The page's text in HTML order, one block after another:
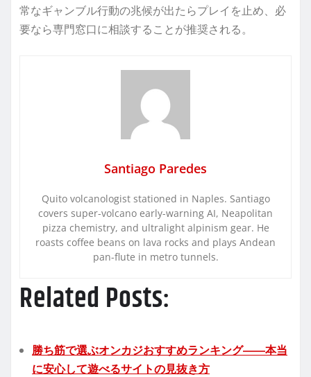
常なギャンブル行動の兆候が出たらプレイを止め、必
要なら専門窓口に相談することが推奨される。
Santiago Paredes
Quito volcanologist stationed in Naples. Santiago
covers super-volcano early-warning AI, Neapolitan
pizza chemistry, and ultralight alpinism gear. He
roasts coffee beans on lava rocks and plays Andean
pan-flute in metro tunnels.
Related Posts:
勝ち筋で選ぶオンカジおすすめランキング――本当
に安心して遊べるサイトの見抜き方